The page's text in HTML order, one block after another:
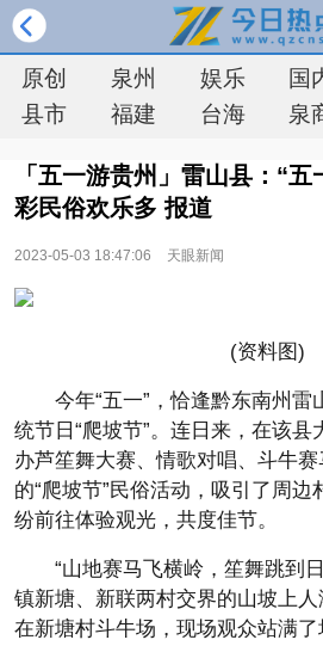
原创 泉州 娱乐 国
县市
福建 台海 泉
「五一游贵州」雷山县：“
彩民俗欢乐多 报道
2023-05-03 18:47:06 天眼新闻
(资料图)
今年“五一”，恰逢黔东南州
统节日“爬坡节”。连日来，在该
办芦笙舞大赛、情歌对唱、斗牛
的“爬坡节”民俗活动，吸引了周
纷前往体验观光，共度佳节。
“山地赛马飞横岭，笙舞跳到
镇新塘、新联两村交界的山坡上人
在新塘村斗牛场，现场观众站满了